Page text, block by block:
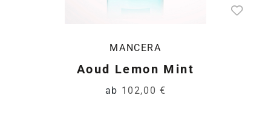
MANCERA
Aoud Lemon Mint
ab 102,00 €